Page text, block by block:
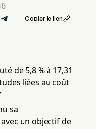
Copier le lien
de 5,8 % à 17,31
liées au coût
sa
un objectif de